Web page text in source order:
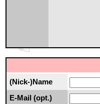
(Nick-)Name
E-Mail (opt.)